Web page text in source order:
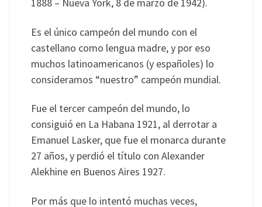
1888 – Nueva York, 8 de marzo de 1942).
Es el único campeón del mundo con el
castellano como lengua madre, y por eso
muchos latinoamericanos (y españoles) lo
consideramos “nuestro” campeón mundial.
Fue el tercer campeón del mundo, lo
consiguió en La Habana 1921, al derrotar a
Emanuel Lasker, que fue el monarca durante
27 años, y perdió el título con Alexander
Alekhine en Buenos Aires 1927.
Por más que lo intentó muchas veces,